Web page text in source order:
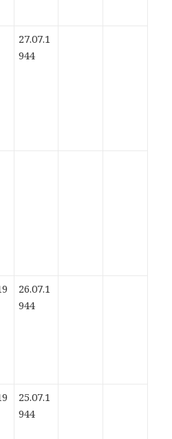
27.07.1
944
26.07.1
944
25.07.1
944